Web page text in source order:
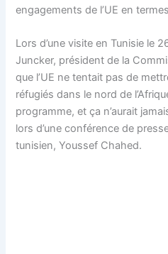
engagements de l’UE en
Lors d’une visite en Tunisie le
Juncker, président de la
que l’UE ne tentait pas de
réfugiés dans le nord de
programme, et ça n’aurait
lors d’une conférence de
tunisien, Youssef Chahed.